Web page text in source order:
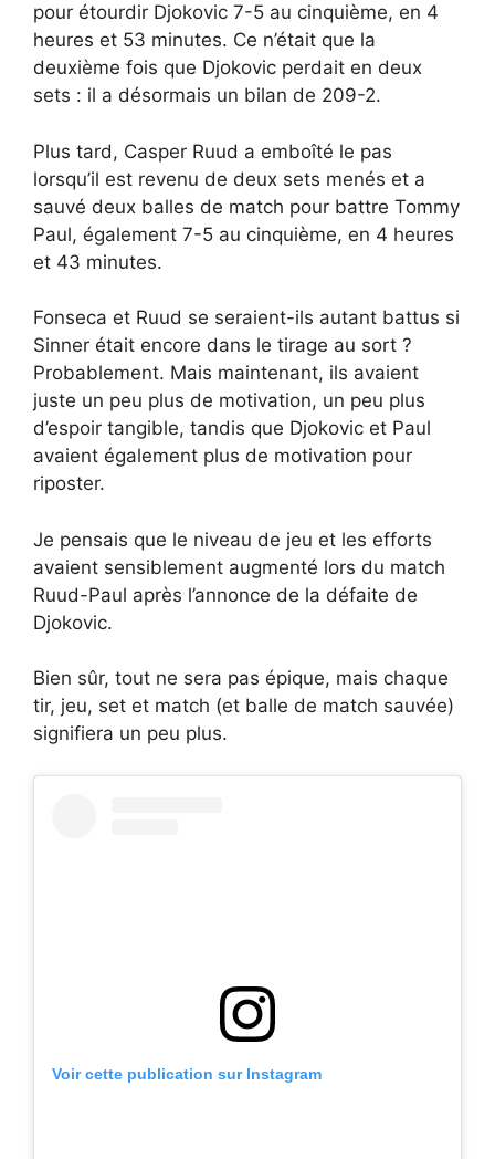
pour étourdir Djokovic 7-5 au cinquième, en 4
heures et 53 minutes. Ce n’était que la
deuxième fois que Djokovic perdait en deux
sets : il a désormais un bilan de 209-2.
Plus tard, Casper Ruud a emboîté le pas
lorsqu’il est revenu de deux sets menés et a
sauvé deux balles de match pour battre Tommy
Paul, également 7-5 au cinquième, en 4 heures
et 43 minutes.
Fonseca et Ruud se seraient-ils autant battus si
Sinner était encore dans le tirage au sort ?
Probablement. Mais maintenant, ils avaient
juste un peu plus de motivation, un peu plus
d’espoir tangible, tandis que Djokovic et Paul
avaient également plus de motivation pour
riposter.
Je pensais que le niveau de jeu et les efforts
avaient sensiblement augmenté lors du match
Ruud-Paul après l’annonce de la défaite de
Djokovic.
Bien sûr, tout ne sera pas épique, mais chaque
tir, jeu, set et match (et balle de match sauvée)
signifiera un peu plus.
Voir cette publication sur Instagram